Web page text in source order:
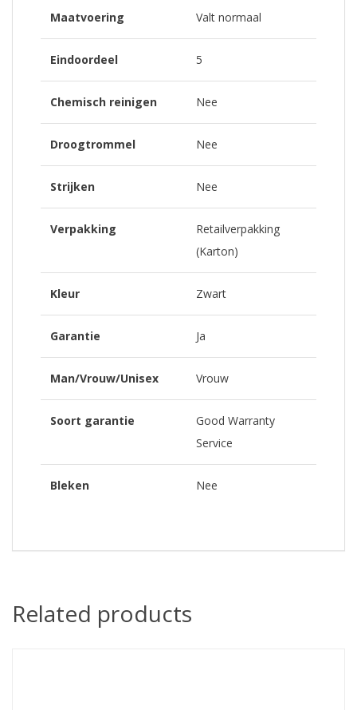
Maatvoering Valt normaal
Eindoordeel 5
Chemisch reinigen Nee
Droogtrommel Nee
Strijken Nee
Verpakking
Retailverpakking
(Karton)
Kleur Zwart
Garantie Ja
Man/Vrouw/Unisex Vrouw
Soort garantie
Good Warranty
Service
Bleken Nee
Related products